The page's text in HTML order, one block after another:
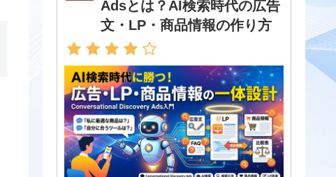
Adsとは？AI検索時代の広告
文・LP・商品情報の作り方